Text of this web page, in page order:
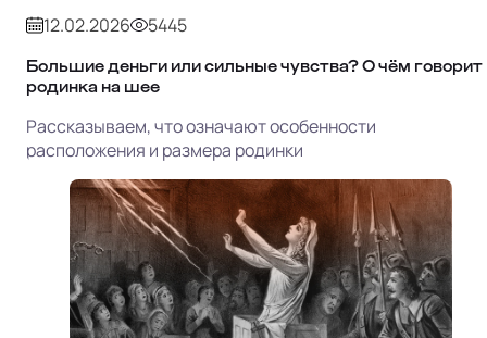
12.02.2026 5445
Большие деньги или сильные чувства? О чём говорит
родинка на шее
Рассказываем, что означают особенности
расположения и размера родинки